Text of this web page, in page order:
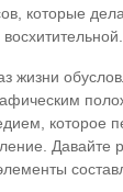
которые
жизни
которое
Давайте